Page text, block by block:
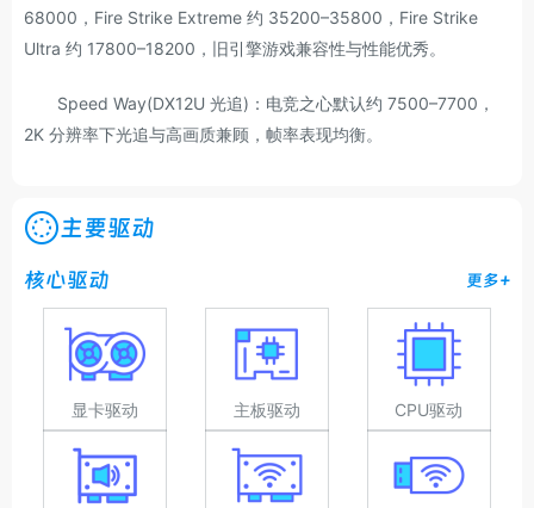
68000，Fire Strike Extreme 约 35200–35800，Fire Strike
Ultra 约 17800–18200，旧引擎游戏兼容性与性能优秀。
Speed Way(DX12U 光追)：电竞之心默认约 7500–7700，
2K 分辨率下光追与高画质兼顾，帧率表现均衡。
主要驱动
核心驱动 更多+
显卡驱动 主板驱动 CPU驱动